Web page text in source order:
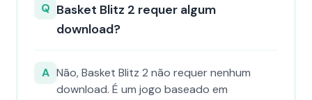
Q Basket Blitz 2 requer algum
download?
A Não, Basket Blitz 2 não requer nenhum
download. É um jogo baseado em